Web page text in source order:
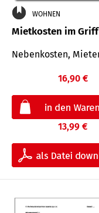
WOHNEN
Mietkosten im Griff
Nebenkosten,
16,90 €
13,99 €